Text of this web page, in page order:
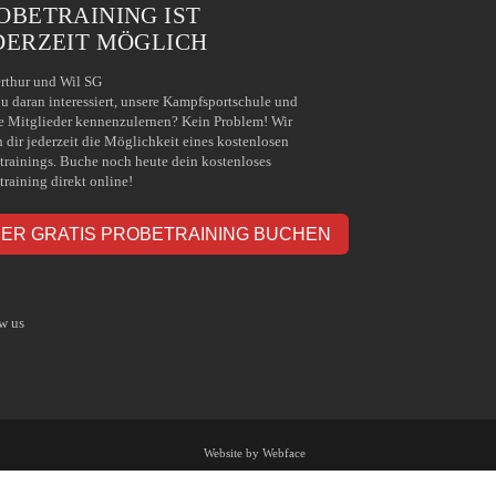
IST
MÖGLICH
und Wil SG
daran interessiert, unsere Kampfsportschule und
Mitglieder kennenzulernen? Kein Problem! Wir
dir jederzeit die Möglichkeit eines kostenlosen
Buche noch heute dein kostenloses
direkt online!
GRATIS PROBETRAINING BUCHEN
us
Website by Webface